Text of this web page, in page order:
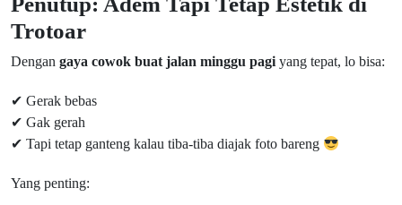
Trotoar
Dengan gaya cowok buat jalan minggu pagi yang tepat, lo bisa:
✔ Gerak bebas
✔ Gak gerah
✔ Tapi tetap ganteng kalau tiba-tiba diajak foto bareng
Yang penting: